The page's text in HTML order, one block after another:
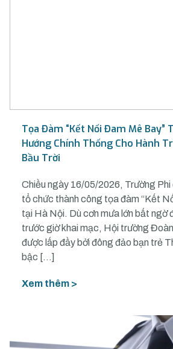
Tọa Đàm “Kết Nối Đam Mê Bay”
Hướng Chính Thống Cho Hành
Bầu Trời
Chiều ngày 16/05/2026, Trường
tổ chức thành công tọa đàm “Kết
tại Hà Nội. Dù cơn mưa lớn bất ngờ
trước giờ khai mạc, Hội trường
được lấp đầy bởi đông đảo bạn trẻ
bậc […]
Xem thêm >